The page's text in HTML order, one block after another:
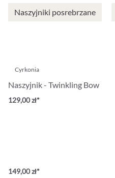
Naszyjniki posrebrzane
Cyrkonia
Naszyjnik - Twinkling Bow
129,00 zł*
149,00 zł*